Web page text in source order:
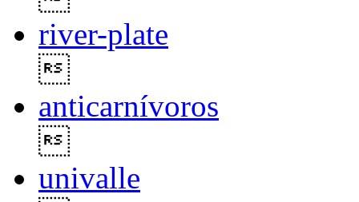
river-plate
anticarnívoros
univalle